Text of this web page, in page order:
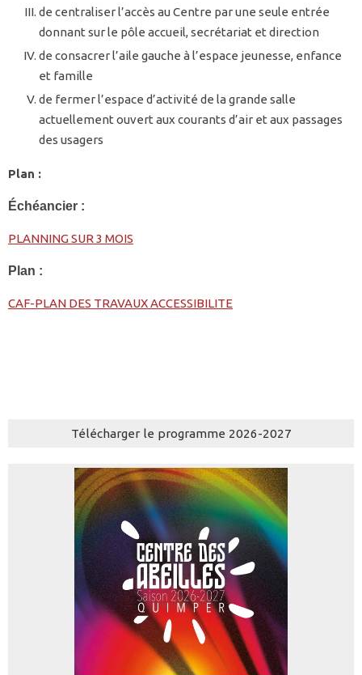
de centraliser l’accès au Centre par une seule entrée
donnant sur le pôle accueil, secrétariat et direction
de consacrer l’aile gauche à l’espace jeunesse, enfance
et famille
de fermer l’espace d’activité de la grande salle
actuellement ouvert aux courants d’air et aux passages
des usagers
Plan :
Échéancier :
PLANNING SUR 3 MOIS
Plan :
CAF-PLAN DES TRAVAUX ACCESSIBILITE
Télécharger le programme 2026-2027